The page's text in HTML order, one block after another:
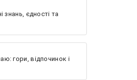
знань, єдності та
гори, відпочинок і